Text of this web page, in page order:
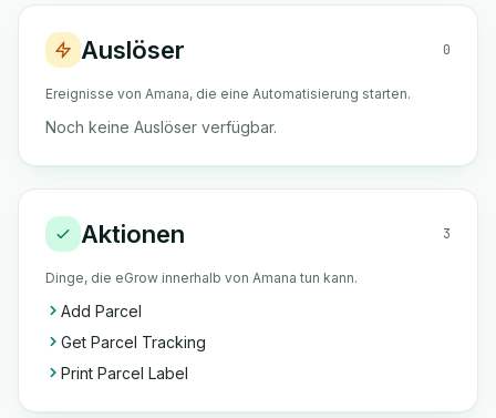
Auslöser 0
Ereignisse von Amana, die eine Automatisierung starten.
Noch keine Auslöser verfügbar.
Aktionen 3
Dinge, die eGrow innerhalb von Amana tun kann.
Add Parcel
Get Parcel Tracking
Print Parcel Label